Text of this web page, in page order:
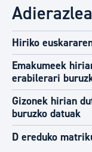
Hiriko
Emakumeek
erabilerari
Gizonek hirian
buruzko datuak
D ereduko